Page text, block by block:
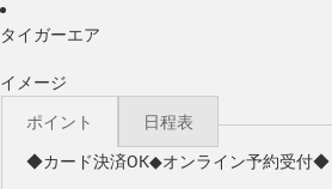
タイガーエア
イメージ
ポイント
日程表
◆カード決済OK◆オンライン予約受付◆